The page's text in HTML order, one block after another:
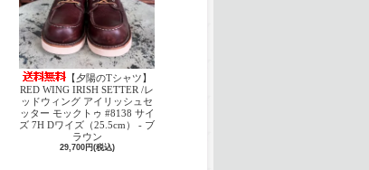
【夕陽のTシャツ】
RED WING IRISH SETTER /レ
ッドウィング アイリッシュセ
ッター モックトゥ #8138 サイ
ズ 7H Dワイズ（25.5cm） - ブ
ラウン
29,700円(税込)